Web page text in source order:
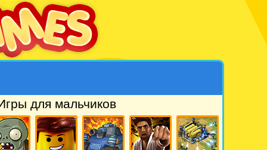
для мальчиков